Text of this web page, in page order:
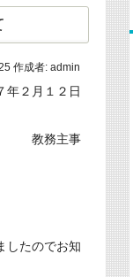
作成者: admin
年２月１２日
教務主事
したのでお知